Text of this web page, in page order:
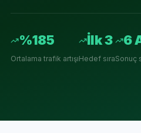
%185
Ortalama trafik artışı
İlk 3
Hedef sıra
6
Sonuç